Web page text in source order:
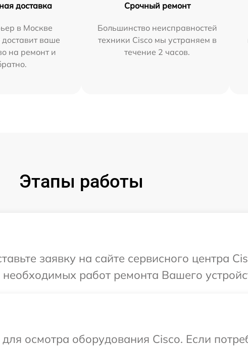
доставка
в Москве
доставит ваше
на ремонт и
Срочный ремонт
Большинство неисправностей
техники Cisco мы устраняем в
течение 2 часов.
Этапы работы
заявку на сайте сервисного центра
работ ремонта Вашего
осмотра оборудования Cisco. Если